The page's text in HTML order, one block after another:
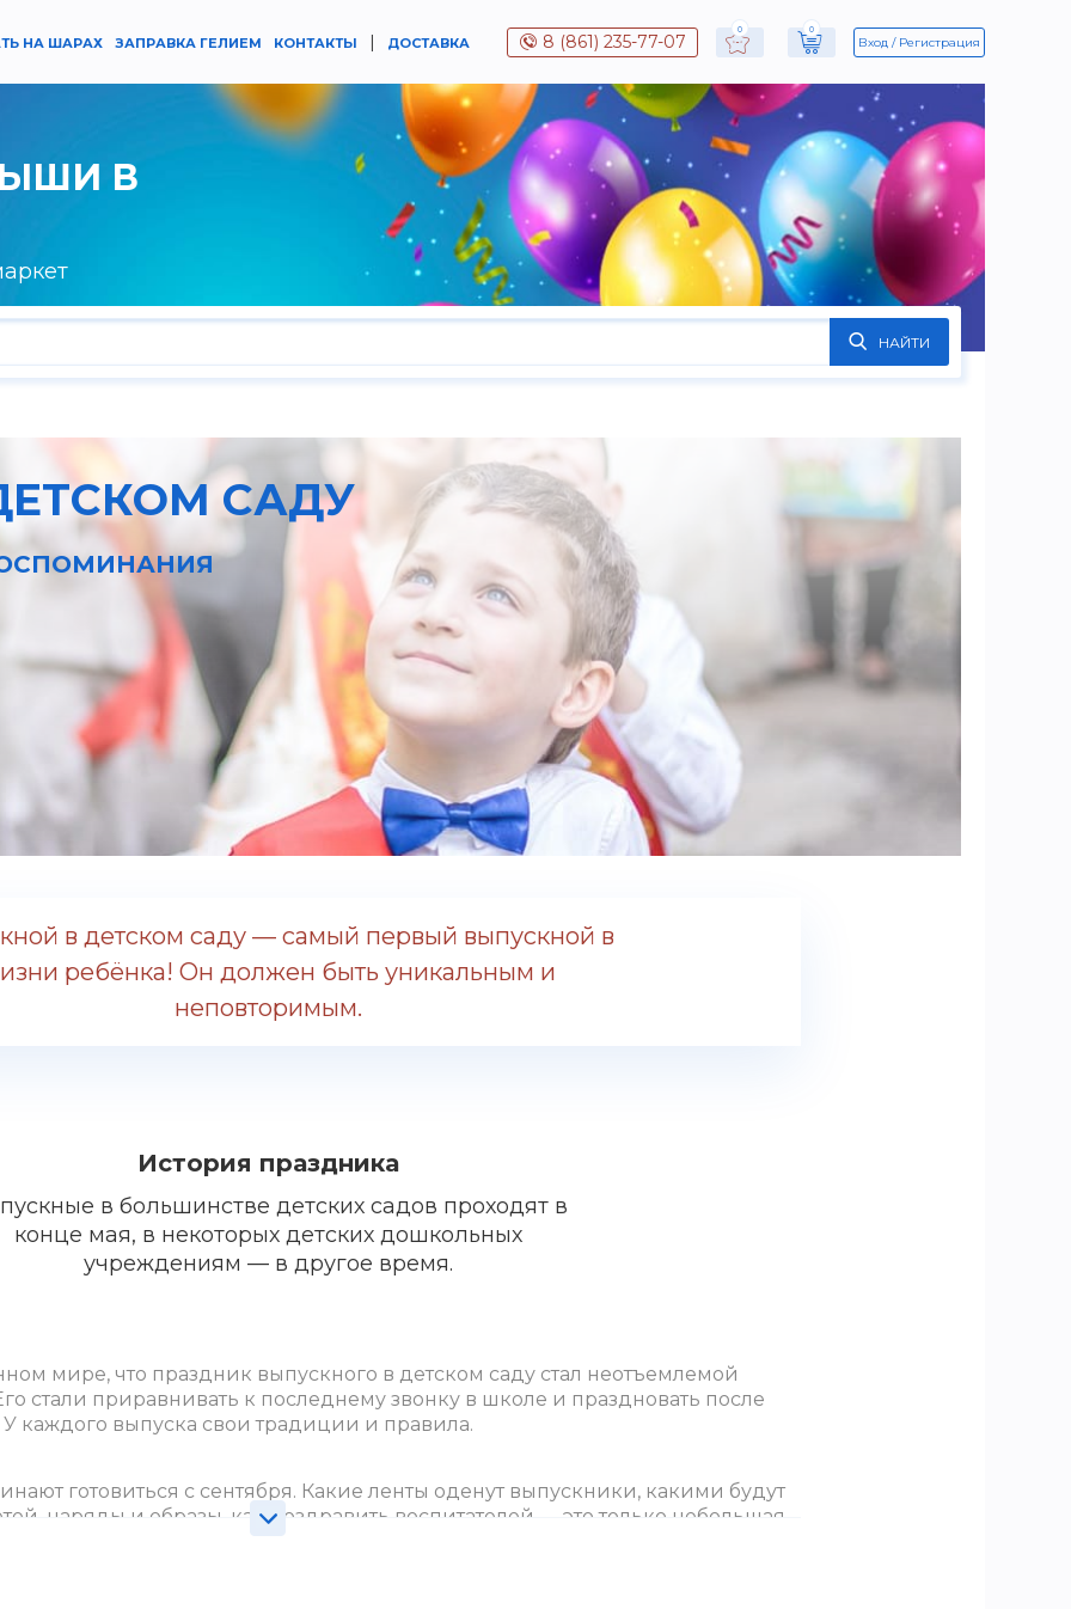
НА ШАРАХ ЗАПРАВКА ГЕЛИЕМ КОНТАКТЫ | ДОСТАВКА 8 (861) 235-77-07
0 0
Вход Регистрация
В
НАЙТИ
САДУ
в детском саду — самый первый выпускной в
ребёнка! Он должен быть уникальным и
неповторимым.
История праздника
в большинстве детских садов проходят в
конце мая, в некоторых детских дошкольных
учреждениям — в другое время.
мире, что праздник выпускного в детском саду стал неотъемлемой
стали приравнивать к последнему звонку в школе и праздновать после
У каждого выпуска свои традиции и правила.
готовиться с сентября. Какие ленты оденут выпускники, какими будут
наряды и образы, как поздравить воспитателей — это только небольшая
задаются родители. Дети же в это время учат стихи, репетируют танцы и